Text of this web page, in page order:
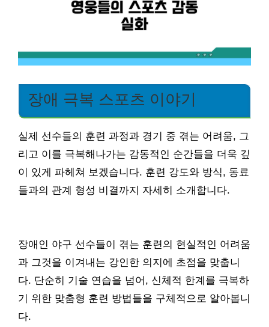
장애 극복 스포츠 이야기
실제 선수들의 훈련 과정과 경기 중 겪는 어려움, 그
리고 이를 극복해나가는 감동적인 순간들을 더욱 깊
이 있게 파헤쳐 보겠습니다. 훈련 강도와 방식, 동료
들과의 관계 형성 비결까지 자세히 소개합니다.
장애인 야구 선수들이 겪는 훈련의 현실적인 어려움
과 그것을 이겨내는 강인한 의지에 초점을 맞춥니
다. 단순히 기술 연습을 넘어, 신체적 한계를 극복하
기 위한 맞춤형 훈련 방법들을 구체적으로 알아봅니
다.